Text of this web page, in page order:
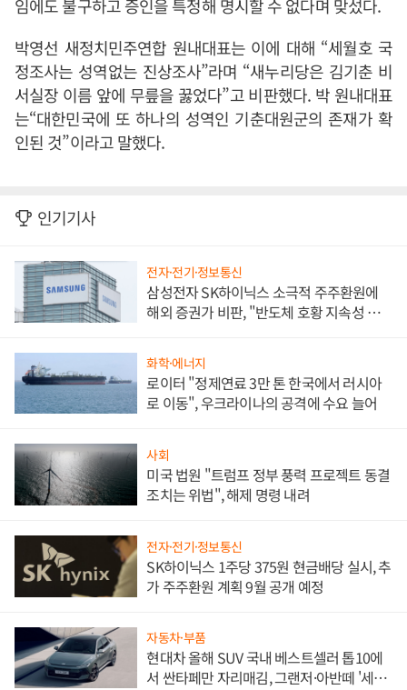
임에도 불구하고 증인을 특정해 명시할 수 없다며 맞섰다.
박영선 새정치민주연합 원내대표는 이에 대해 “세월호 국
정조사는 성역없는 진상조사”라며 “새누리당은 김기춘 비
서실장 이름 앞에 무릎을 꿇었다”고 비판했다. 박 원내대표
는“대한민국에 또 하나의 성역인 기춘대원군의 존재가 확
인된 것”이라고 말했다.
인기기사
전자·전기·정보통신
삼성전자 SK하이닉스 소극적 주주환원에
해외 증권가 비판, "반도체 호황 지속성 의
화학·에너지
로이터 "정제연료 3만 톤 한국에서 러시아
로 이동", 우크라이나의 공격에 수요 늘어
사회
미국 법원 "트럼프 정부 풍력 프로젝트 동결
조치는 위법", 해제 명령 내려
전자·전기·정보통신
SK하이닉스 1주당 375원 현금배당 실시, 추
가 주주환원 계획 9월 공개 예정
자동차·부품
현대차 올해 SUV 국내 베스트셀러 톱10에
서 싼타페만 자리매김, 그랜저·아반떼 '세단